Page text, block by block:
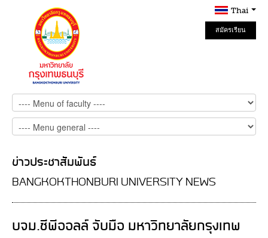
Thai
สมัครเรียน
Online
ข่าวประชาสัมพันธ์
BANGKOKTHONBURI UNIVERSITY NEWS
บจม.ซีพีออลล์ จับมือ มหาวิทยาลัยกรุงเทพ